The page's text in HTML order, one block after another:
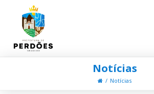
Notícias
Notícias